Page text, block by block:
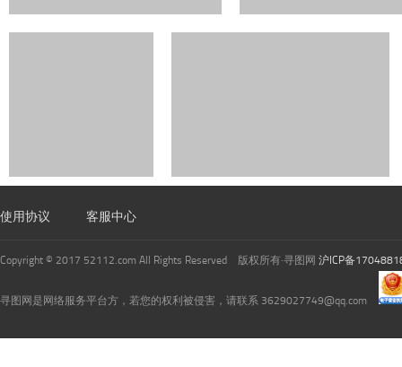
使用协议 客服中心
Copyright © 2017 52112.com All Rights Reserved 版权所有·寻图网 沪ICP备
寻图网是网络服务平台方，若您的权利被侵害，请联系 3629027749@qq.com